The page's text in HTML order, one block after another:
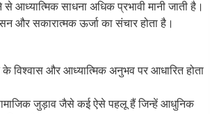
आध्यात्मिक साधना अधिक प्रभावी मानी जाती है।
और सकारात्मक ऊर्जा का संचार होता है।
के विश्वास और आध्यात्मिक अनुभव पर आधारित होता
जुड़ाव जैसे कई ऐसे पहलू हैं जिन्हें आधुनिक